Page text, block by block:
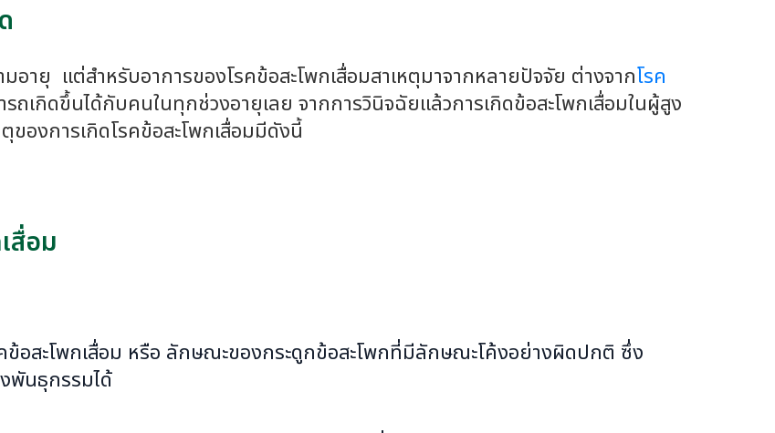
มอายุ แต่สำหรับอาการของโรคข้อสะโพกเสื่อมสาเหตุมาจากหลายปัจจัย ต่างจากโรค
รถเกิดขึ้นได้กับคนในทุกช่วงอายุเลย จากการวินิจฉัยแล้วการเกิดข้อสะโพกเสื่อมในผู้สูง
องการเกิดโรคข้อสะโพกเสื่อมมีดังนี้
สื่อม
อสะโพกเสื่อม หรือ ลักษณะของกระดูกข้อสะโพกที่มีลักษณะโค้งอย่างผิดปกติ ซึ่ง
พันธุกรรมได้